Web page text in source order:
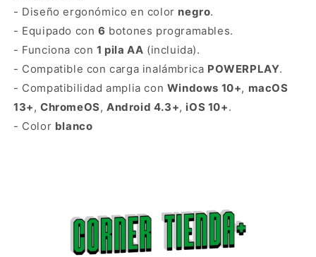
- Diseño ergonómico en color negro.
- Equipado con 6 botones programables.
- Funciona con 1 pila AA (incluida).
- Compatible con carga inalámbrica POWERPLAY.
- Compatibilidad amplia con Windows 10+, macOS
13+,ChromeOS,Android 4.3+, iOS 10+.
- Color blanco